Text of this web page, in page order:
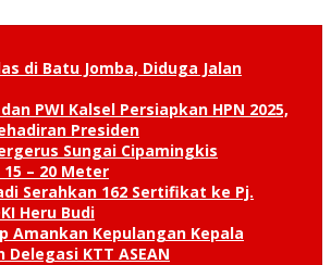
di Batu Jomba, Diduga Jalan
PWI Kalsel Persiapkan HPN 2025,
Presiden
Sungai Cipamingkis
– 20 Meter
Serahkan 162 Sertifikat ke Pj.
Heru Budi
Amankan Kepulangan Kepala
Delegasi KTT ASEAN